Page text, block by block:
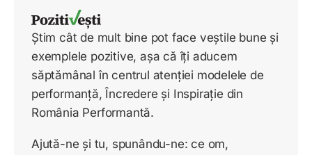
Știm cât de mult bine pot face veștile bune și
exemplele pozitive, așa că îți aducem
săptămânal în centrul atenției modelele de
performanță, Încredere și Inspirație din
România Performantă.
Ajută-ne și tu, spunându-ne: ce om,